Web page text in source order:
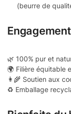
(beurre de
🌿 100% pur et
🌍 Filière équitable
👩‍🌾 Soutien aux
♻️ Emballage